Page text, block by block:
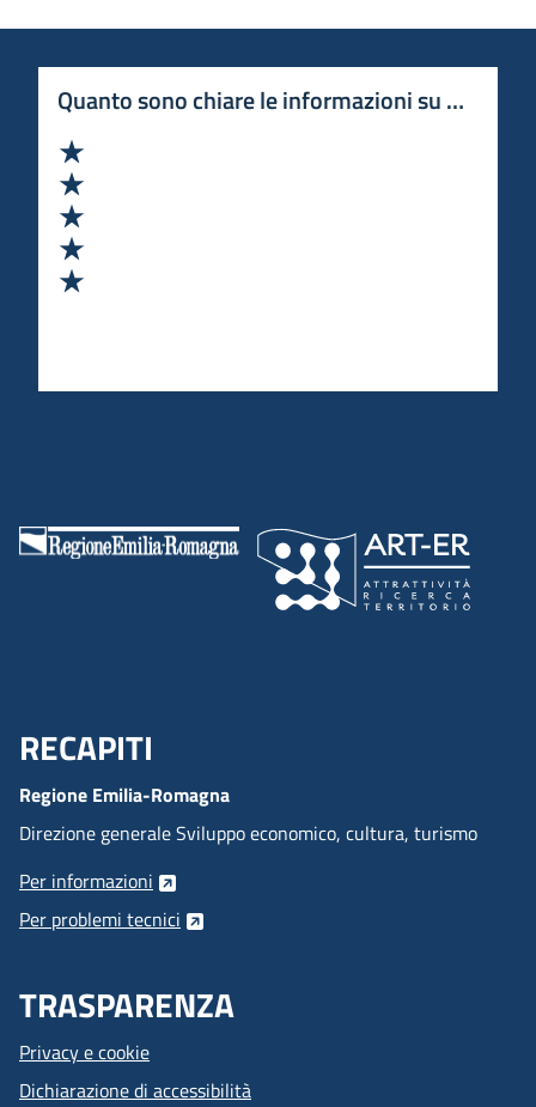
Quanto sono chiare le informazioni su questa
Menu Footer
RECAPITI
Regione Emilia-Romagna
Direzione generale Sviluppo economico, cultura, turismo
Per informazioni
Per problemi tecnici
TRASPARENZA
Privacy e cookie
Dichiarazione di accessibilità